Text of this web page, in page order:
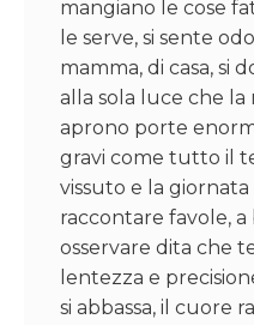
mangiano le cose
le serve, si sente
mamma, di casa, si
alla sola luce che
aprono porte
gravi come tutto il
vissuto e la
raccontare favole, a
osservare dita che
lentezza e
si abbassa, il cuore